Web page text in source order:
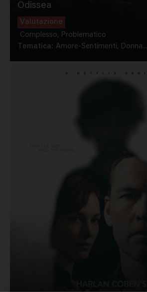
Odissea
Valutazione
Complesso, Problematico
Tematica: Amore-Sentimenti, Donna...